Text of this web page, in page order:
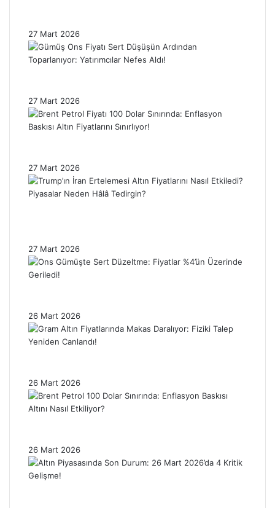
27 Mart 2026
27 Mart 2026
27 Mart 2026
27 Mart 2026
26 Mart 2026
26 Mart 2026
26 Mart 2026